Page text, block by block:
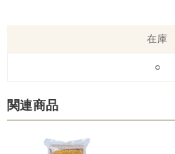
在庫
○
関連商品